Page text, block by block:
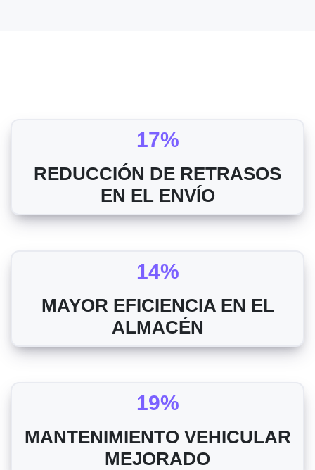
17%
REDUCCIÓN DE RETRASOS
EN EL ENVÍO
14%
MAYOR EFICIENCIA EN EL
ALMACÉN
19%
MANTENIMIENTO VEHICULAR
MEJORADO